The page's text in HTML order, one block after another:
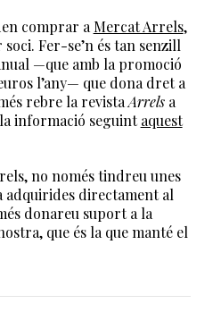
comprar a Mercat Arrels,
Fer-se’n és tan senzill
—que amb la promoció
l’any— que dona dret a
rebre la revista Arrelsa
informació seguintaquest
no només tindreu unes
adquirides directament al
donareu suport a la
que és la que manté el